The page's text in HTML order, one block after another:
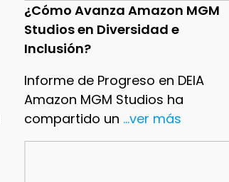
¿Cómo Avanza Amazon MGM
Studios en Diversidad e
Inclusión?
Informe de Progreso en DEIA
Amazon MGM Studios ha
compartido un ...ver más